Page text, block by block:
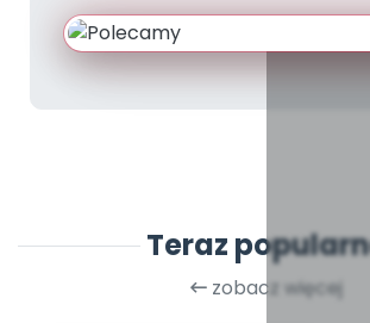
Teraz
zobacz więcej